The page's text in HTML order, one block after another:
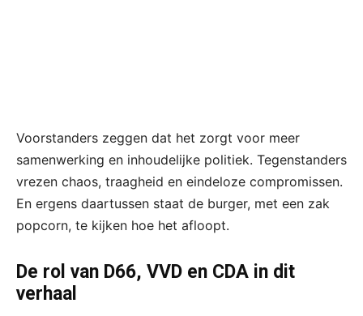
Voorstanders zeggen dat het zorgt voor meer
samenwerking en inhoudelijke politiek. Tegenstanders
vrezen chaos, traagheid en eindeloze compromissen.
En ergens daartussen staat de burger, met een zak
popcorn, te kijken hoe het afloopt.
De rol van D66, VVD en CDA in dit
verhaal